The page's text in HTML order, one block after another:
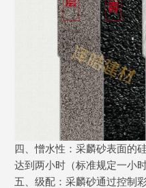
四、憎水性：采麟砂表面的
达到两小时（标准规定一小
五、级配：采麟砂通过控制